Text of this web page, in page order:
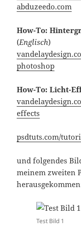
abduzeedo.com
How-To:
(Englisch)
photoshop
How-To: Licht-
effects
psdtuts.com/
und folgendes
meinem zweiten
Test Bild 1